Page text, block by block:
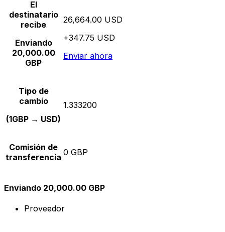
El
destinatario
recibe
Enviando
20,000.00
GBP
26,664.00 USD
+347.75 USD
Enviar ahora
Tipo de
cambio
(1GBP → USD)
1.333200
Comisión de
transferencia 0 GBP
Enviando 20,000.00 GBP
Proveedor